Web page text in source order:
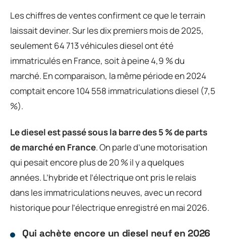
Les chiffres de ventes confirment ce que le terrain
laissait deviner. Sur les dix premiers mois de 2025,
seulement 64 713 véhicules diesel ont été
immatriculés en France, soit à peine 4,9 % du
marché. En comparaison, la même période en 2024
comptait encore 104 558 immatriculations diesel (7,5
%).
Le diesel est passé sous la barre des 5 % de parts
de marché en France. On parle d’une motorisation
qui pesait encore plus de 20 % il y a quelques
années. L’hybride et l’électrique ont pris le relais
dans les immatriculations neuves, avec un record
historique pour l’électrique enregistré en mai 2026.
Qui achète encore un diesel neuf en 2026